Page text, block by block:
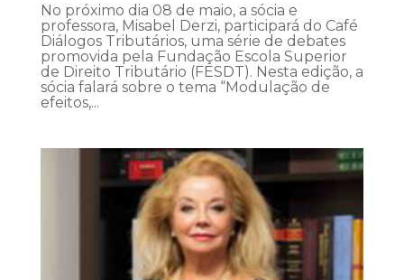
No próximo dia 08 de maio, a sócia e
professora, Misabel Derzi, participará do Café
Diálogos Tributários, uma série de debates
promovida pela Fundação Escola Superior
de Direito Tributário (FESDT). Nesta edição, a
sócia falará sobre o tema “Modulação de
efeitos,...